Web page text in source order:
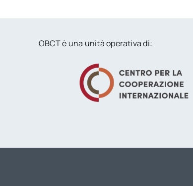
OBCT è una unità operativa di: